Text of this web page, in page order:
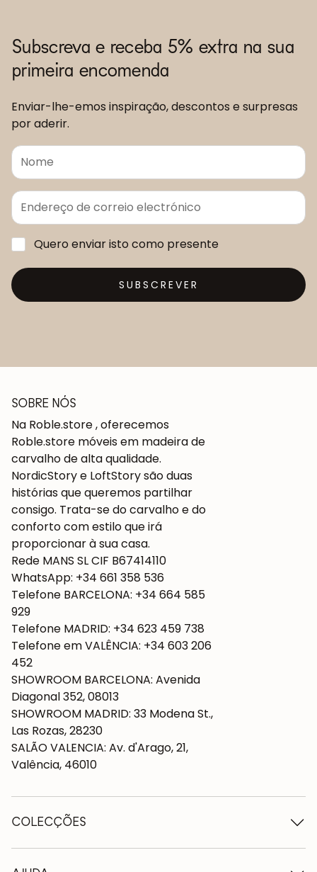
Subscreva e receba 5% extra na sua
primeira encomenda
Enviar-lhe-emos inspiração, descontos e surpresas
por aderir.
Quero enviar isto como presente
SUBSCREVER
SOBRE NÓS
Na Roble.store , oferecemos
Roble.store móveis em madeira de
carvalho de alta qualidade.
NordicStory e LoftStory são duas
histórias que queremos partilhar
consigo. Trata-se do carvalho e do
conforto com estilo que irá
proporcionar à sua casa.
Rede MANS SL CIF B67414110
WhatsApp: +34 661 358 536
Telefone BARCELONA: +34 664 585
929
Telefone MADRID: +34 623 459 738
Telefone em VALÊNCIA: +34 603 206
452
SHOWROOM BARCELONA: Avenida
Diagonal 352, 08013
SHOWROOM MADRID: 33 Modena St.,
Las Rozas, 28230
SALÃO VALENCIA: Av. d'Arago, 21,
Valência, 46010
COLECÇÕES
Mesas de madeira